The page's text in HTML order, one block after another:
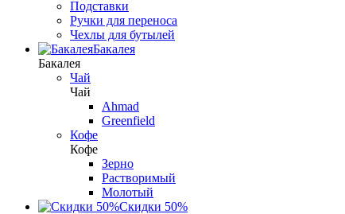
Подставки
Ручки для переноса
Чехлы для бутылей
Бакалея
Бакалея
Чай
Чай
Ahmad
Greenfield
Кофе
Кофе
Зерно
Растворимый
Молотый
Скидки 50%